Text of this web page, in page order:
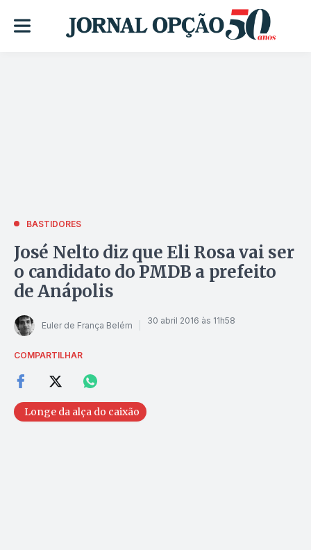
BASTIDORES
José Nelto diz que Eli Rosa vai ser
o candidato do PMDB a prefeito
de Anápolis
Euler de França Belém 30 abril 2016 às 11h58
COMPARTILHAR
Longe da alça do caixão